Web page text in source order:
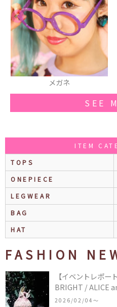
ハーフパンツ
SEE
ITEM
TOPS
ONEPIECE
LEGWEAR
BAG
HAT
FASHION
【イベントレポー
BRIGHT / ALICE
COLLECTION in
2026/02/04〜